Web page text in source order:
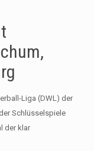
Liga (DWL) der
Schlüsselspiele
der klar